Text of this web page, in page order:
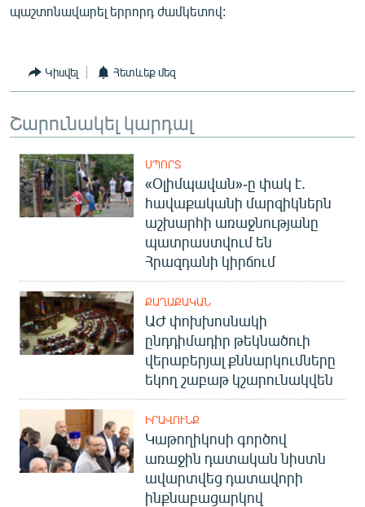
ՓՈԴՔԱՍԹ
Русский
ՀԵՏԵՎԵՔ ՄԵԶ
«Ազատության» բոլոր կայքերը
պաշտոնավարել երրորդ ժամկետով:
Կիսվել Հետևեք մեզ
Շարունակել կարդալ
ՍՊՈՐՏ
«Օլիմպավան»-ը փակ է.
հավաքականի մարզիկներն
աշխարհի առաջնությանը
պատրաստվում են
Հրազդանի կիրճում
ՔԱՂԱՔԱԿԱՆ
ԱԺ փոխխոսնակի
ընդդիմադիր թեկնածուի
վերաբերյալ քննարկումները
եկող շաբաթ կշարունակվեն
ԻՐԱՎՈՒՆՔ
Կաթողիկոսի գործով
առաջին դատական նիստն
ավարտվեց դատավորի
ինքնաբացարկով